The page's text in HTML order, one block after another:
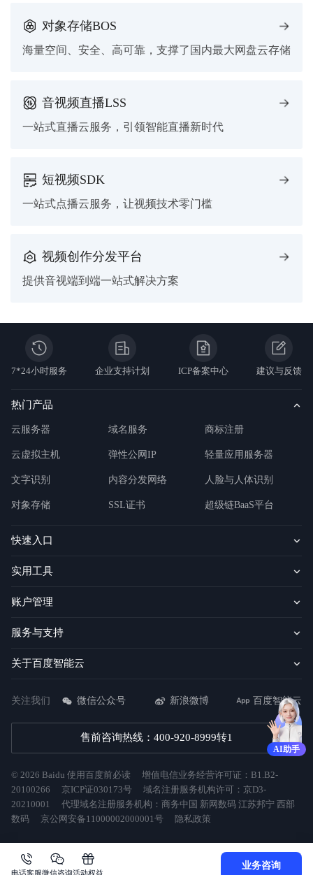
对象存储BOS
海量空间、安全、高可靠，支撑了国内最大网盘云存储
音视频直播LSS
一站式直播云服务，引领智能直播新时代
短视频SDK
一站式点播云服务，让视频技术零门槛
视频创作分发平台
提供音视端到端一站式解决方案
7*24小时服务 企业支持计划 ICP备案中心 建议与反馈
热门产品
云服务器 域名服务 商标注册
云虚拟主机 弹性公网IP 轻量应用服务器
文字识别 内容分发网络 人脸与人体识别
对象存储 SSL证书 超级链BaaS平台
快速入口
实用工具
账户管理
服务与支持
关于百度智能云
关注我们 微信公众号 新浪微博 百度智能云
售前咨询热线：400-920-8999转1
© 2026 Baidu 使用百度前必读
增值电信业务经营许可证：B1.B2-
20100266
京ICP证030173号
域名注册服务机构许可：京D3-
20210001
代理域名注册服务机构：商务中国 新网数码 江苏邦宁 西部
数码
京公网安备11000002000001号 隐私政策
AI助手
电话客服微信咨询活动权益
业务咨询